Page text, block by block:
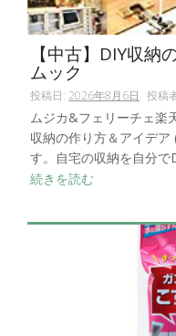
【中古】DIY収納
ムック
投稿日: 2026年8月6日 投稿
ムジカ&フェリーチェ楽
収納の作り方＆アイデ
す。自宅の収納を自分で
続きを読む